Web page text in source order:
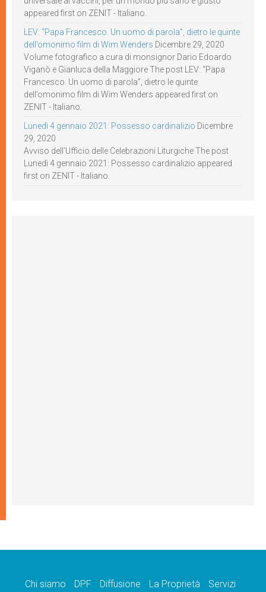
appeared first on ZENIT - Italiano.
LEV: “Papa Francesco. Un uomo di parola”, dietro le quinte
dell’omonimo film di Wim Wenders Dicembre 29, 2020
Volume fotografico a cura di monsignor Dario Edoardo
Viganò e Gianluca della Maggiore The post LEV: “Papa
Francesco. Un uomo di parola”, dietro le quinte
dell’omonimo film di Wim Wenders appeared first on
ZENIT - Italiano.
Lunedì 4 gennaio 2021: Possesso cardinalizio Dicembre
29, 2020
Avviso dell’Ufficio delle Celebrazioni Liturgiche The post
Lunedì 4 gennaio 2021: Possesso cardinalizio appeared
first on ZENIT - Italiano.
Chi siamo DPF Diffusione La Proprietà Servizi